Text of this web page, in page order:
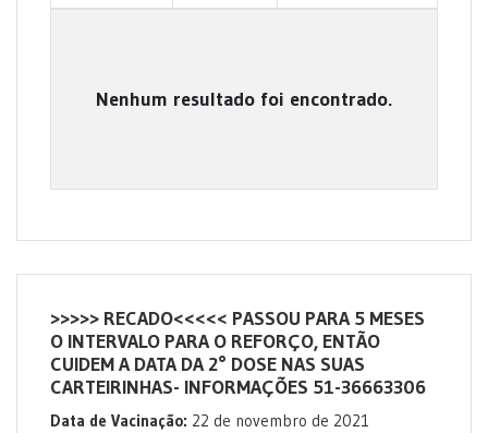
Nenhum resultado foi encontrado.
>>>>> RECADO<<<<< PASSOU PARA 5 MESES
O INTERVALO PARA O REFORÇO, ENTÃO
CUIDEM A DATA DA 2° DOSE NAS SUAS
CARTEIRINHAS- INFORMAÇÕES 51-36663306
Data de Vacinação: 22 de novembro de 2021